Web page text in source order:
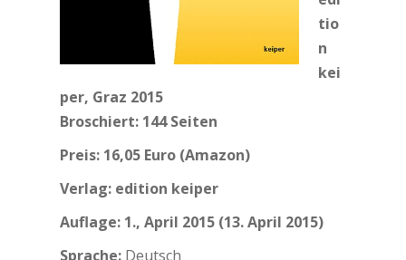
tio
n
kei
per, Graz 2015
Broschiert: 144 Seiten
Preis: 16,05 Euro (Amazon)
Verlag: edition keiper
Auflage: 1., April 2015 (13. April 2015)
Sprache: Deutsch